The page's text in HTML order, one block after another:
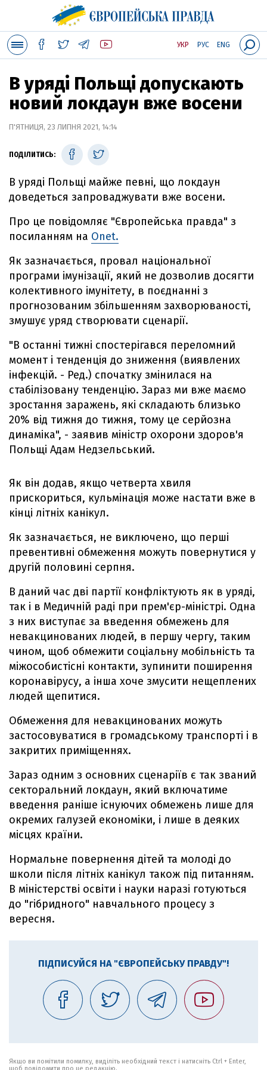
УКР РУС ENG
В уряді Польщі допускають
новий локдаун вже восени
П'ЯТНИЦЯ, 23 ЛИПНЯ 2021, 14:14
ПОДІЛИТИСЬ:
В уряді Польщі майже певні, що локдаун
доведеться запроваджувати вже восени.
Про це повідомляє "Європейська правда" з
посиланням на Onet.
Як зазначається, провал національної
програми імунізації, який не дозволив досягти
колективного імунітету, в поєднанні з
прогнозованим збільшенням захворюваності,
змушує уряд створювати сценарії.
"В останні тижні спостерігався переломний
момент і тенденція до зниження (виявлених
інфекцій. - Ред.) спочатку змінилася на
стабілізовану тенденцію. Зараз ми вже маємо
зростання заражень, які складають близько
20% від тижня до тижня, тому це серйозна
динаміка", - заявив міністр охорони здоров'я
Польщі Адам Недзельський.
Як він додав, якщо четверта хвиля
прискориться, кульмінація може настати вже в
кінці літніх канікул.
Як зазначається, не виключено, що перші
превентивні обмеження можуть повернутися у
другій половині серпня.
В даний час дві партії конфліктують як в уряді,
так і в Медичній раді при прем'єр-міністрі. Одна
з них виступає за введення обмежень для
невакцинованих людей, в першу чергу, таким
чином, щоб обмежити соціальну мобільність та
міжособистісні контакти, зупинити поширення
коронавірусу, а інша хоче змусити нещеплених
людей щепитися.
Обмеження для невакцинованих можуть
застосовуватися в громадському транспорті і в
закритих приміщеннях.
Зараз одним з основних сценаріїв є так званий
секторальний локдаун, який включатиме
введення раніше існуючих обмежень лише для
окремих галузей економіки, і лише в деяких
місцях країни.
Нормальне повернення дітей та молоді до
школи після літніх канікул також під питанням.
В міністерстві освіти і науки наразі готуються
до "гібридного" навчального процесу з
вересня.
ПІДПИСУЙСЯ НА "ЄВРОПЕЙСЬКУ ПРАВДУ"!
Якщо ви помітили помилку, виділіть необхідний текст і натисніть Ctrl + Enter,